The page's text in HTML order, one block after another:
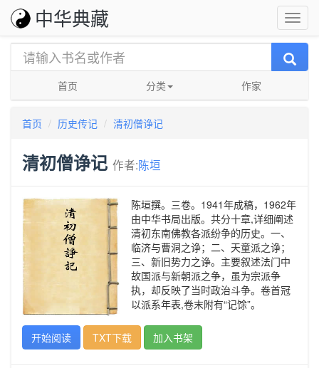
中华典藏
首页 分类 作家
首页 历史传记 清初僧诤记
清初僧诤记 作者:陈垣
陈垣撰。三卷。1941年成稿，1962年
由中华书局出版。共分十章,详细阐述
清初东南佛教各派纷争的历史。一、
临济与曹洞之诤；二、天童派之诤；
三、新旧势力之诤。主要叙述法门中
故国派与新朝派之争，虽为宗派争
执，却反映了当时政治斗争。卷首冠
以派系年表,卷末附有“记馀”。
开始阅读 TXT下载 加入书架